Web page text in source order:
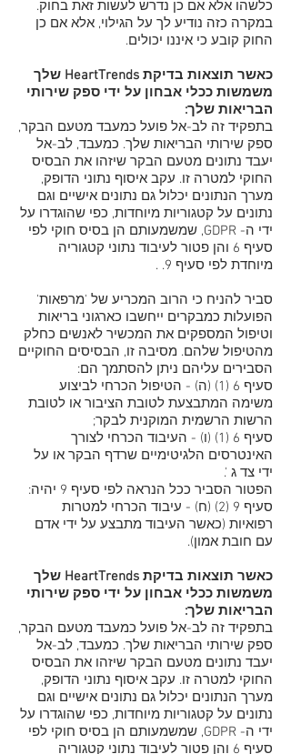
כלשהו אלא אם כן נדרש לעשות זאת בחוק.
במקרה כזה נודיע לך על הגילוי, אלא אם כן
החוק קובע כי איננו יכולים.
כאשר תוצאות בדיקת HeartTrends שלך
משמשות ככלי אבחון על ידי ספק שירותי
הבריאות שלך:
בתפקיד זה לב-אל פועל כמעבד מטעם הבקר,
ספק שירותי הבריאות שלך. כמעבד, לב-אל
יעבד נתונים מטעם הבקר שיזהו את הבסיס
החוקי למטרה זו. עקב איסוף נתוני הדופק,
מערך הנתונים יכלול גם נתונים אישיים וגם
נתונים על קטגוריות מיוחדות, כפי שהוגדרו על
ידי ה- GDPR, שמשמעותם הן בסיס חוקי לפי
סעיף 6 והן פטור לעיבוד נתוני קטגוריה
מיוחדת לפי סעיף 9. .
סביר להניח כי הרוב המכריע של 'מרפאות'
הפועלות כמבקרים ייחשבו כארגוני בריאות
וטיפול המספקים את המכשיר לאנשים כחלק
מהטיפול שלהם. מסיבה זו, הבסיסים החוקיים
הסבירים עליהם ניתן להסתמך הם:
סעיף 6 (1) (ה) - הטיפול הכרחי לביצוע
משימה המתבצעת לטובת הציבור או לטובת
הרשות הרשמית המוקנית לבקר;
סעיף 6 (1) (ו) - העיבוד הכרחי לצורך
האינטרסים הלגיטימיים שרדף הבקר או על
ידי צד ג '.
הפטור הסביר ככל הנראה לפי סעיף 9 יהיה:
סעיף 9 (2) (ח) - עיבוד הכרחי למטרות
רפואיות (כאשר העיבוד מתבצע על ידי אדם
עם חובת אמון).
כאשר תוצאות בדיקת HeartTrends שלך
משמשות ככלי אבחון על ידי ספק שירותי
הבריאות שלך:
בתפקיד זה לב-אל פועל כמעבד מטעם הבקר,
ספק שירותי הבריאות שלך. כמעבד, לב-אל
יעבד נתונים מטעם הבקר שיזהו את הבסיס
החוקי למטרה זו. עקב איסוף נתוני הדופק,
מערך הנתונים יכלול גם נתונים אישיים וגם
נתונים על קטגוריות מיוחדות, כפי שהוגדרו על
ידי ה- GDPR, שמשמעותם הן בסיס חוקי לפי
סעיף 6 והן פטור לעיבוד נתוני קטגוריה